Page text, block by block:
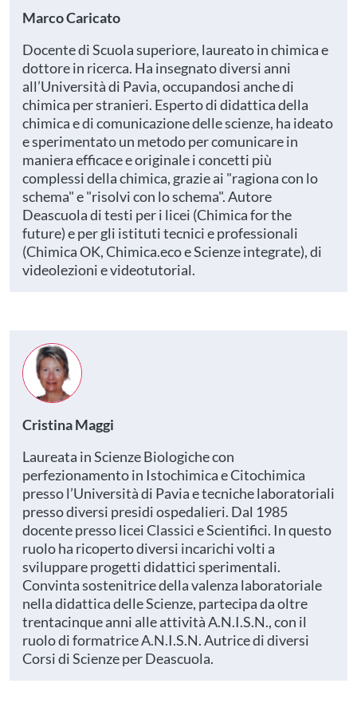
Marco Caricato
Docente di Scuola superiore, laureato in chimica e
dottore in ricerca. Ha insegnato diversi anni
all’Università di Pavia, occupandosi anche di
chimica per stranieri. Esperto di didattica della
chimica e di comunicazione delle scienze, ha ideato
e sperimentato un metodo per comunicare in
maniera efficace e originale i concetti più
complessi della chimica, grazie ai "ragiona con lo
schema" e "risolvi con lo schema". Autore
Deascuola di testi per i licei (Chimica for the
future) e per gli istituti tecnici e professionali
(Chimica OK, Chimica.eco e Scienze integrate), di
videolezioni e videotutorial.
Cristina Maggi
Laureata in Scienze Biologiche con
perfezionamento in Istochimica e Citochimica
presso l’Università di Pavia e tecniche laboratoriali
presso diversi presidi ospedalieri. Dal 1985
docente presso licei Classici e Scientifici. In questo
ruolo ha ricoperto diversi incarichi volti a
sviluppare progetti didattici sperimentali.
Convinta sostenitrice della valenza laboratoriale
nella didattica delle Scienze, partecipa da oltre
trentacinque anni alle attività A.N.I.S.N., con il
ruolo di formatrice A.N.I.S.N. Autrice di diversi
Corsi di Scienze per Deascuola.